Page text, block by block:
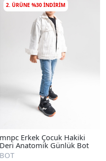
2. ÜRÜNE %30 INDIRIM
mnpc Erkek Çocuk Hakiki
Deri Anatomik Günlük Bot
BOT